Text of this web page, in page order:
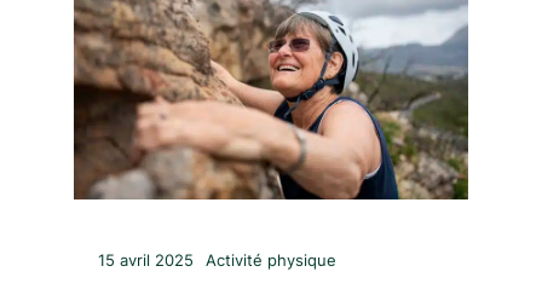
15 avril 2025 Activité physique